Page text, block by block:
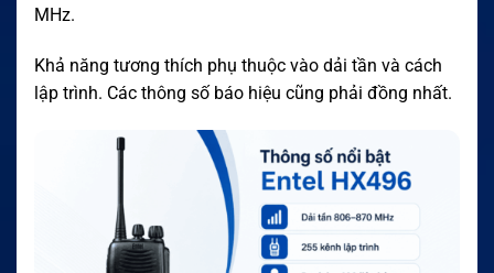
MHz.
Khả năng tương thích phụ thuộc vào dải tần và cách
lập trình. Các thông số báo hiệu cũng phải đồng nhất.